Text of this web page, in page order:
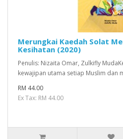
Merungkai Kaedah Solat
Kesihatan (2020)
Penulis: Nizaita Omar, Zulkifly
kewajipan utama setiap Muslim dan
RM 44.00
Ex Tax: RM 44.00